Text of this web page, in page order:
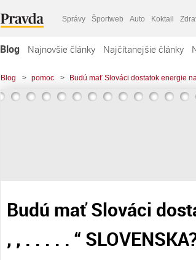
Správy Športweb Auto Koktail
Blog Najnovšie články Najčítanejšie články
Blog > pomoc > Budú mať Slováci dostatok energie
Budú mať Slováci
, , . . . . . “